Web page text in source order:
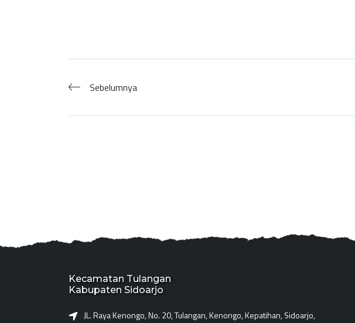
Sebelumnya
Kecamatan Tulangan
Kabupaten Sidoarjo
JL. Raya Kenongo, No. 20, Tulangan, Kenongo, Kepatihan, Sidoarjo,